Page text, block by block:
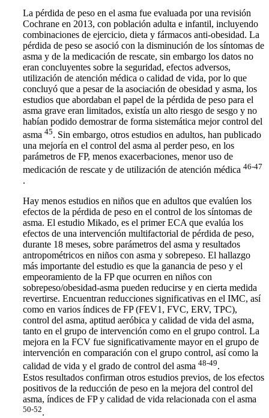
La pérdida de peso en el asma fue evaluada por una revisión
Cochrane en 2013, con población adulta e infantil, incluyendo
combinaciones de ejercicio, dieta y fármacos anti-obesidad. La
pérdida de peso se asoció con la disminución de los síntomas de
asma y de la medicación de rescate, sin embargo los datos no
eran concluyentes sobre la seguridad, efectos adversos,
utilización de atención médica o calidad de vida, por lo que
concluyó que a pesar de la asociación de obesidad y asma, los
estudios que abordaban el papel de la pérdida de peso para el
asma grave eran limitados, existía un alto riesgo de sesgo y no
habían podido demostrar de forma sistemática mejor control del
asma 45. Sin embargo, otros estudios en adultos, han publicado
una mejoría en el control del asma al perder peso, en los
parámetros de FP, menos exacerbaciones, menor uso de
medicación de rescate y de utilización de atención médica 46-47
.
Hay menos estudios en niños que en adultos que evalúen los
efectos de la pérdida de peso en el control de los síntomas de
asma. El estudio Mikado, es el primer ECA que evalúa los
efectos de una intervención multifactorial de pérdida de peso,
durante 18 meses, sobre parámetros del asma y resultados
antropométricos en niños con asma y sobrepeso. El hallazgo
más importante del estudio es que la ganancia de peso y el
empeoramiento de la FP que ocurren en niños con
sobrepeso/obesidad-asma pueden reducirse y en cierta medida
revertirse. Encuentran reducciones significativas en el IMC, así
como en varios índices de FP (FEV1, FVC, ERV, TPC),
control del asma, aptitud aeróbica y calidad de vida del asma,
tanto en el grupo de intervención como en el grupo control. La
mejora en la FCV fue significativamente mayor en el grupo de
intervención en comparación con el grupo control, así como la
calidad de vida y el grado de control del asma 48-49.
Estos resultados confirman otros estudios previos, de los efectos
positivos de la reducción de peso en la mejora del control del
asma, índices de FP y calidad de vida relacionada con el asma
50-52.